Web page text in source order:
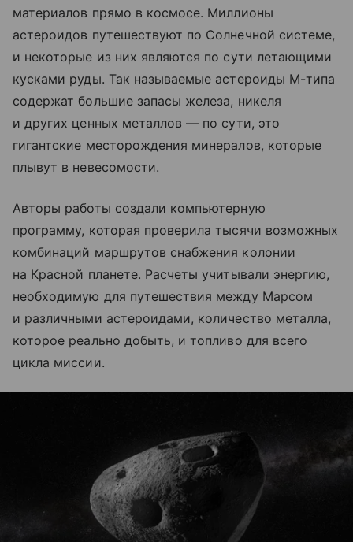
материалов прямо в космосе. Миллионы
астероидов путешествуют по Солнечной системе,
и некоторые из них являются по сути летающими
кусками руды. Так называемые астероиды М-типа
содержат большие запасы железа, никеля
и других ценных металлов — по сути, это
гигантские месторождения минералов, которые
плывут в невесомости.
Авторы работы создали компьютерную
программу, которая проверила тысячи возможных
комбинаций маршрутов снабжения колонии
на Красной планете. Расчеты учитывали энергию,
необходимую для путешествия между Марсом
и различными астероидами, количество металла,
которое реально добыть, и топливо для всего
цикла миссии.